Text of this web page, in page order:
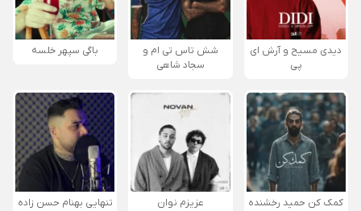
دیدی مسیح و آرش ای
پی
شش تاس تی ام و
سجاد شاهی
باگی سپهر خلسه
کمک کن حمید رخشنده عزیزم نوان تنهایی بهنام حسن زاده